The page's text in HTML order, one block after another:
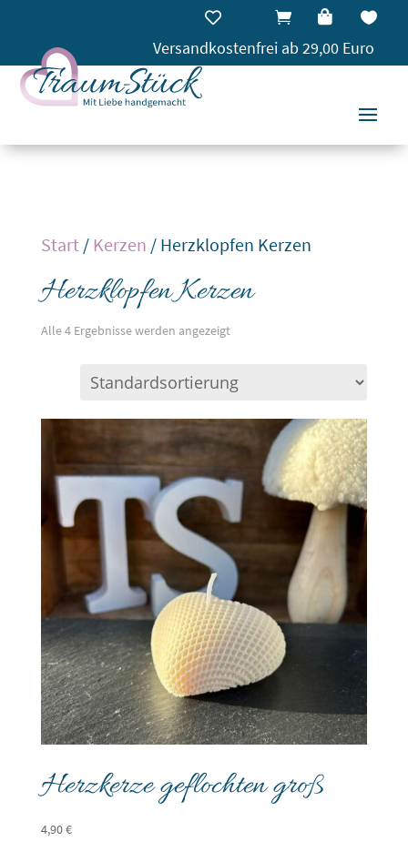




Versandkostenfrei ab 29,00 Euro
Start/ Kerzen / Herzklopfen Kerzen
Herzklopfen Kerzen
Alle 4 Ergebnisse werden angezeigt
Herzkerze geflochten groß
4,90€